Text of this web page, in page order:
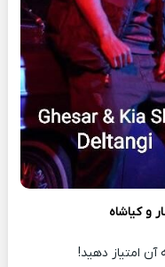
و کیاشاه
امتیاز دهید!